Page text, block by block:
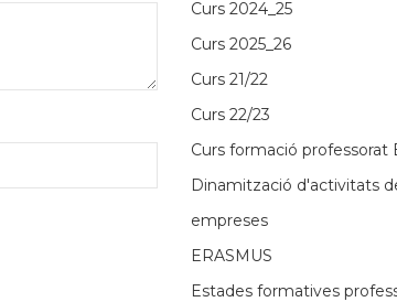
Curs 2024_25
Curs 2025_26
Curs 21/22
Curs 22/23
Curs formació professorat
Dinamització d'activitats
empreses
ERASMUS
Estades formatives